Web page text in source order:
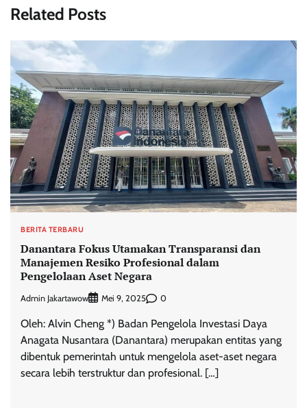
Related Posts
BERITA TERBARU
Danantara Fokus Utamakan Transparansi dan
Manajemen Resiko Profesional dalam
Pengelolaan Aset Negara
Admin Jakartawow Mei 9, 2025 0
Oleh: Alvin Cheng *) Badan Pengelola Investasi Daya
Anagata Nusantara (Danantara) merupakan entitas yang
dibentuk pemerintah untuk mengelola aset-aset negara
secara lebih terstruktur dan profesional. […]